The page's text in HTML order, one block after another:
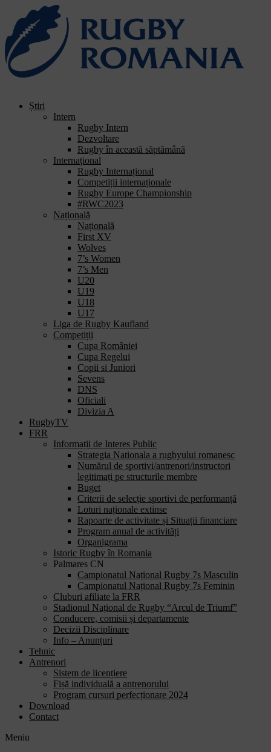
Știri
Intern
Rugby Intern
Dezvoltare
Rugby în această săptămână
Internațional
Rugby Internațional
Competiții internaționale
Rugby Europe Championship
#RWC2023
Națională
Națională
First XV
Wolves
7’s Women
7’s Men
U20
U19
U18
U17
Liga de Rugby Kaufland
Competiții
Cupa României
Cupa Regelui
Copii si Juniori
Sevens
DNS
Oficiali
Divizia A
RugbyTV
FRR
Informații de Interes Public
Strategia Nationala a rugbyului romanesc
Numărul de sportivi/antrenori/instructori
legitimați pe structurile membre
Buget
Criterii de selecție sportivi de performanță
Loturi naționale extinse
Rapoarte de activitate și Situații financiare
Program anual de activități
Organigrama
Istoric Rugby în Romania
Palmares CN
Campionatul Național Rugby 7s Masculin
Campionatul Național Rugby 7s Feminin
Cluburi afiliate la FRR
Stadionul Național de Rugby “Arcul de Triumf”
Conducere, comisii și departamente
Decizii Disciplinare
Info – Anunțuri
Tehnic
Antrenori
Sistem de licențiere
Fișă individuală a antrenorului
Program cursuri perfecționare 2024
Download
Contact
Meniu